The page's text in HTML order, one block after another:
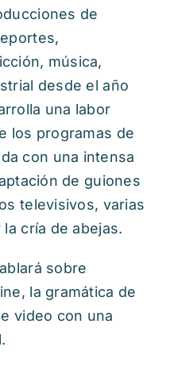
de
música,
desde el año
una labor
los programas de
con una intensa
de guiones
televisivos, varias
cría de abejas.
sobre
la gramática de
video con una